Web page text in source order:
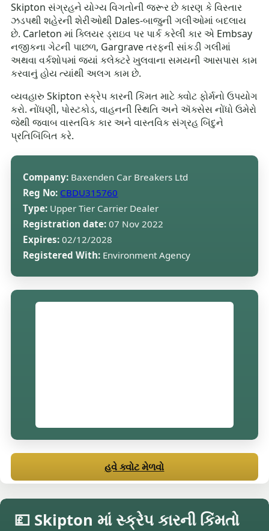
Skipton સંગ્રહને યોગ્ય વિગતોની જરૂર છે કારણ કે વિસ્તાર
ઝડપથી શહેરની શેરીઓથી Dales-બાજુની ગલીઓમાં બદલાય
છે. Carleton માં ક્લિયર ડ્રાઇવ પર પાર્ક કરેલી કાર એ Embsay
નજીકના ગેટની પાછળ, Gargrave તરફની સાંકડી ગલીમાં
અથવા વર્કશોપમાં જ્યાં કલેક્ટરે ખુલવાના સમયની આસપાસ કામ
કરવાનું હોય ત્યાંથી અલગ કામ છે.
વ્યવહારુ Skipton સ્ક્રેપ કારની કિંમત માટે ક્વોટ ફોર્મનો ઉપયોગ
કરો. નોંધણી, પોસ્ટકોડ, વાહનની સ્થિતિ અને ઍક્સેસ નોંધો ઉમેરો
જેથી જવાબ વાસ્તવિક કાર અને વાસ્તવિક સંગ્રહ બિંદુને
પ્રતિબિંબિત કરે.
Company: Baxenden Car Breakers Ltd
Reg No: CBDU315760
Type: Upper Tier Carrier Dealer
Registration date: 07 Nov 2022
Expires: 02/12/2028
Registered With: Environment Agency
હવે ક્વોટ મેળવો
💷 Skipton માં સ્ક્રેપ કારની કિંમતો